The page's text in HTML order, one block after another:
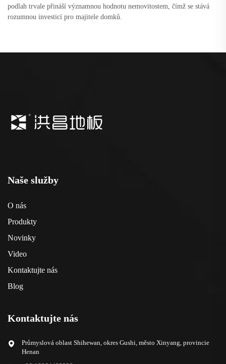
podlah trvale přináší významnou hodnotu nemovitostem, čímž se stává
rozumnou investicí pro majitele domků.
Naše služby
O nás
Produkty
Novinky
Video
Kontaktujte nás
Blog
Kontaktujte nás
Průmyslová oblast Shihewan, okres Gushi, město Xinyang, provincie
Henan